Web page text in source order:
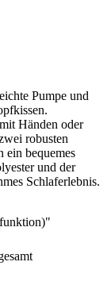
Pumpe und
Händen oder
robusten
ein bequemes
und der
Schlaferlebnis.